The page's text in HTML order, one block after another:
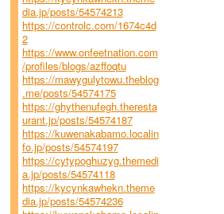
dia.jp/posts/54574213
https://controlc.com/1674c4d
2
https://www.onfeetnation.com
/profiles/blogs/azffoqtu
https://mawygulytowu.theblog
.me/posts/54574175
https://ghythenufegh.theresta
urant.jp/posts/54574187
https://kuwenakabamo.localin
fo.jp/posts/54574197
https://cytypoghuzyg.themedi
a.jp/posts/54574118
https://kycynkawhekn.theme
dia.jp/posts/54574236